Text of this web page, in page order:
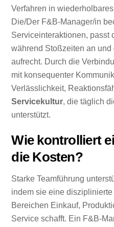
Verfahren in
Die/Der F&B-Manager/in
Serviceinteraktionen, passt
während Stoßzeiten an
aufrecht. Durch die
mit konsequenter
Verlässlichkeit,
Servicekultur, die täglich
unterstützt.
Wie kontrolliert
die Kosten?
Starke Teamführung
indem sie eine
Bereichen Einkauf,
Service schafft. Ein F&B-